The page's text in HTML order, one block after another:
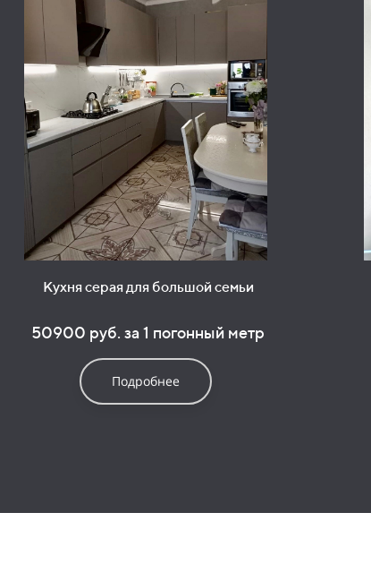
Кухня серая для большой семьи
50900 руб. за 1 погонный метр
Подробнее